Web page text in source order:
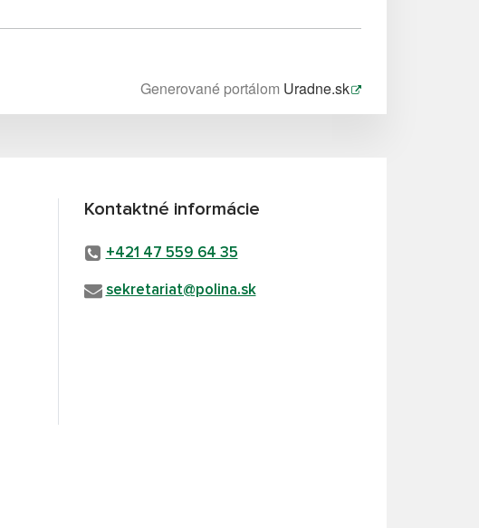
Generované portálom Uradne.sk
Kontaktné informácie
+421 47 559 64 35
sekretariat@polina.sk